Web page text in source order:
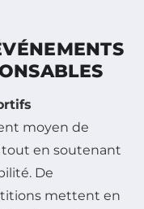
moyen de
en soutenant
De
mettent en